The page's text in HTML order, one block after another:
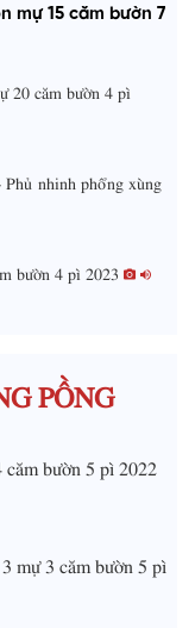
mự 15 căm bườn 7
20 căm bườn 4 pì
nhinh phổng xùng
bườn 4 pì 2023
PỒNG
bườn 5 pì 2022
mự 3 căm bườn 5 pì